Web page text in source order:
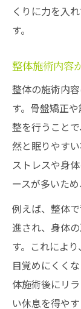
くりに力を入
す。
整体施術内容
整体の施術内
す。骨盤矯正
整を行うこと
然と眠りやす
ストレスや身
ースが多いた
例えば、整体
進され、身体
す。これによ
目覚めにくく
体施術後にリ
い休息を得や